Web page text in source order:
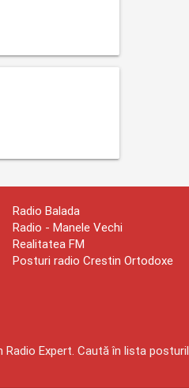
Radio Balada
Radio - Manele Vechi
Realitatea FM
Posturi radio Crestin Ortodoxe
Expert. Caută în lista